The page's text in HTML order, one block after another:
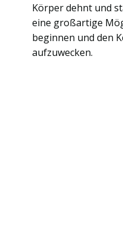
Körper dehnt und
eine großartige
beginnen und den
aufzuwecken.